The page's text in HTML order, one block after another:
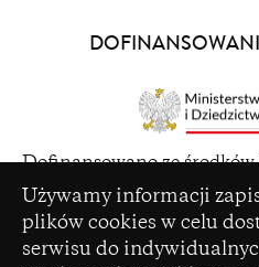
Ustawienia plików cookie
Używamy informacji
plików cookies w celu
serwisu do
a
new
window)
Dofinansowano ze
Dziedzictwa Narodowego
Promocji Kultury –